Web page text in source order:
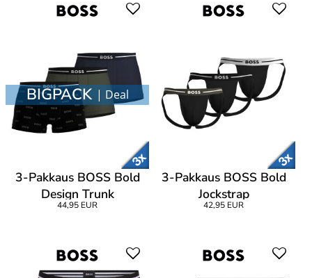
BIGPACK | Deal
3-Pakkaus BOSS Bold
Design Trunk
44,95 EUR
3-Pakkaus BOSS Bold
Jockstrap
42,95 EUR